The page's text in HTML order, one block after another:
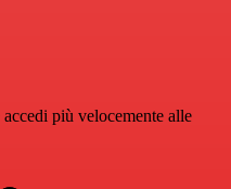
più velocemente alle